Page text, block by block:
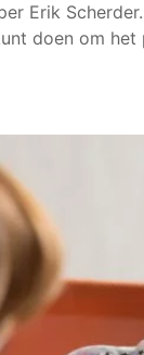
Erik
doen om